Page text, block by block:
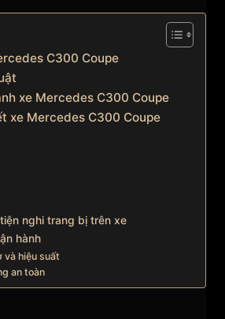
C300 Coupe
xe Mercedes C300 Coupe
xe Mercedes C300 Coupe
nghi trang bị trên xe
hành
và hiệu suất
an toàn